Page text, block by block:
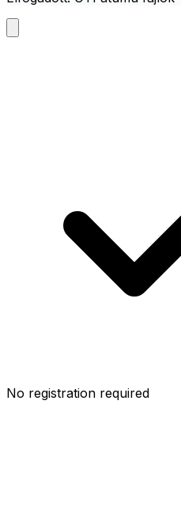
No registration required